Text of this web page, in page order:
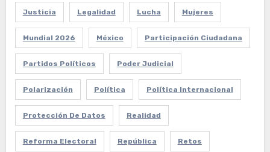
Justicia Legalidad Lucha Mujeres
Mundial 2026 México Participación Ciudadana
Partidos Políticos Poder Judicial
Polarización Política Política Internacional
Protección De Datos Realidad
Reforma Electoral República Retos